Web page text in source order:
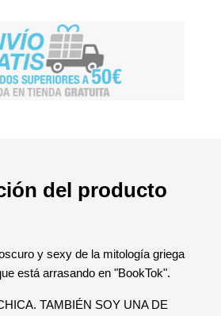
del producto
y sexy de la mitología griega
está arrasando en "BookTok".
TAMBIÉN SOY UNA DE